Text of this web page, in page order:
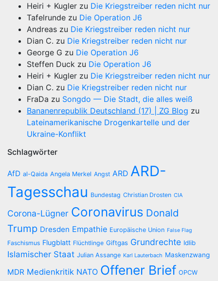
Heiri + Kugler zu Die Kriegstreiber reden nicht nur
Tafelrunde zu Die Operation J6
Andreas zu Die Kriegstreiber reden nicht nur
Dian C. zu Die Kriegstreiber reden nicht nur
George G zu Die Operation J6
Steffen Duck zu Die Operation J6
Heiri + Kugler zu Die Kriegstreiber reden nicht nur
Dian C. zu Die Kriegstreiber reden nicht nur
FraDa zu Songdo — Die Stadt, die alles weiß
Bananenrepublik Deutschland (17) | ZG Blog zu
Lateinamerikanische Drogenkartelle und der
Ukraine-Konflikt
Schlagwörter
AfD al-Qaida Angela Merkel Angst ARD ARD-
Tagesschau Bundestag Christian Drosten CIA
Corona-Lügner Coronavirus Donald
Trump Dresden Empathie Europäische Union False Flag
Faschismus Flugblatt Flüchtlinge Giftgas Grundrechte Idlib
Islamischer Staat Julian Assange Karl Lauterbach Maskenzwang
MDR Medienkritik NATO Offener Brief OPCW